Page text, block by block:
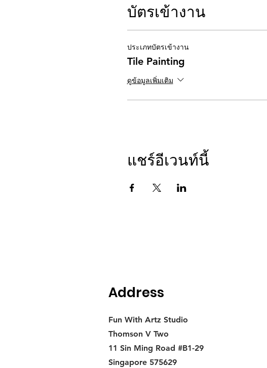
บัตรเข้างาน
ประเภทบัตรเข้างาน
Tile Painting
ดูข้อมูลเพิ่มเติม
แชร์อีเวนท์นี้
Address
Fun With Artz Studio
Thomson V Two
11 Sin Ming Road #B1-29
Singapore 575629